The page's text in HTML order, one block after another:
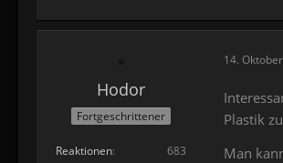
Hodor
Fortgeschrittener
Reaktionen
683
14.
Plastik
Man